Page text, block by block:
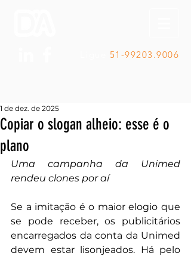
51-99203.9006
Copiar o slogan alheio: esse é o
plano
1 de dez. de 2025
Uma campanha da Unimed
rendeu clones por aí
Se a imitação é o maior elogio que
se pode receber, os publicitários
encarregados da conta da Unimed
devem estar lisonjeados. Há pelo